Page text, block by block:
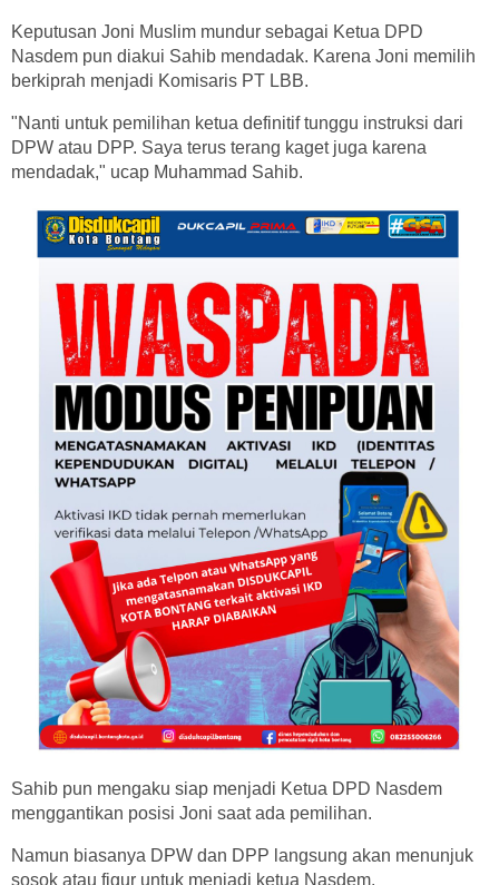
Keputusan Joni Muslim mundur sebagai Ketua DPD
Nasdem pun diakui Sahib mendadak. Karena Joni memilih
berkiprah menjadi Komisaris PT LBB.
"Nanti untuk pemilihan ketua definitif tunggu instruksi dari
DPW atau DPP. Saya terus terang kaget juga karena
mendadak," ucap Muhammad Sahib.
Sahib pun mengaku siap menjadi Ketua DPD Nasdem
menggantikan posisi Joni saat ada pemilihan.
Namun biasanya DPW dan DPP langsung akan menunjuk
sosok atau figur untuk menjadi ketua Nasdem.